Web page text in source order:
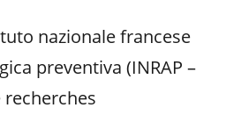
nazionale francese
preventiva (INRAP –